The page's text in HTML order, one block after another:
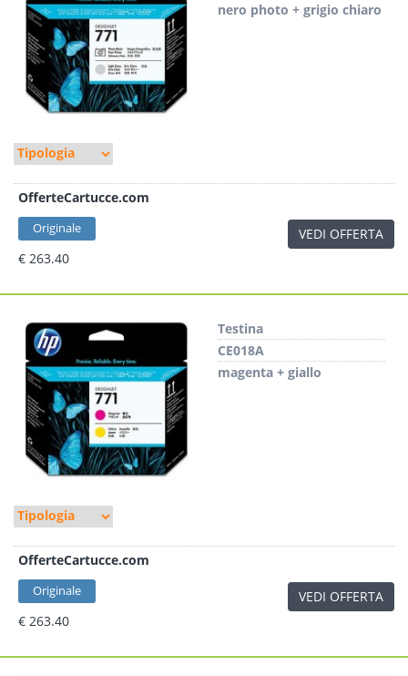
nero photo + grigio chiaro
OfferteCartucce.com
Originale
€ 263.40
VEDI OFFERTA
Testina
CE018A
magenta + giallo
OfferteCartucce.com
Originale
€ 263.40
VEDI OFFERTA